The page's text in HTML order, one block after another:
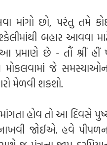
માંગો છો, પરંતુ તમે
બહાર આવવા
પ્રમાણે છે - તૌં શ્રીં હ્રીં
મોકલવામાં જે
મેળવી શકશો.
હોવ તો આ દિવસે
જોઈએ. હવે